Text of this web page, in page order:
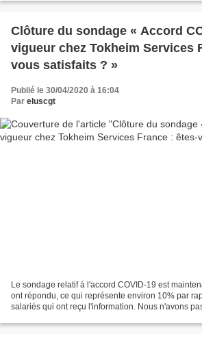
Clôture du sondage « Accord
vigueur chez Tokheim Services
vous satisfaits ? »
Publié le 30/04/2020 à 16:04
Par eluscgt
Le sondage relatif à l'accord COVID-19 est
ont répondu, ce qui représente environ 10% par
salariés qui ont reçu l'information. Nous n'avons